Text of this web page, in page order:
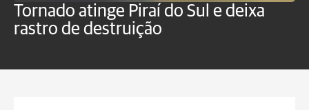
Tornado atinge Piraí do Sul e deixa
rastro de destruição